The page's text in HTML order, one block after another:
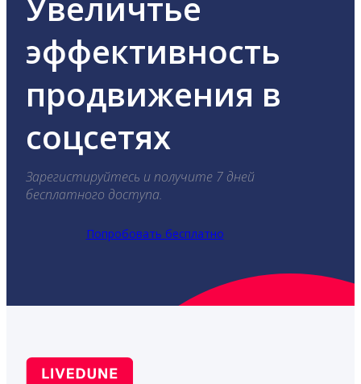
эффективность
продвижения в
соцсетях
Зарегистируйтесь и получите 7 дней
бесплатного доступа.
Попробовать бесплатно